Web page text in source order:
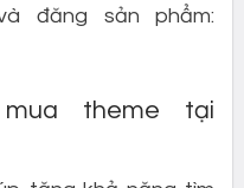
đăng sản phẩm:
theme tại